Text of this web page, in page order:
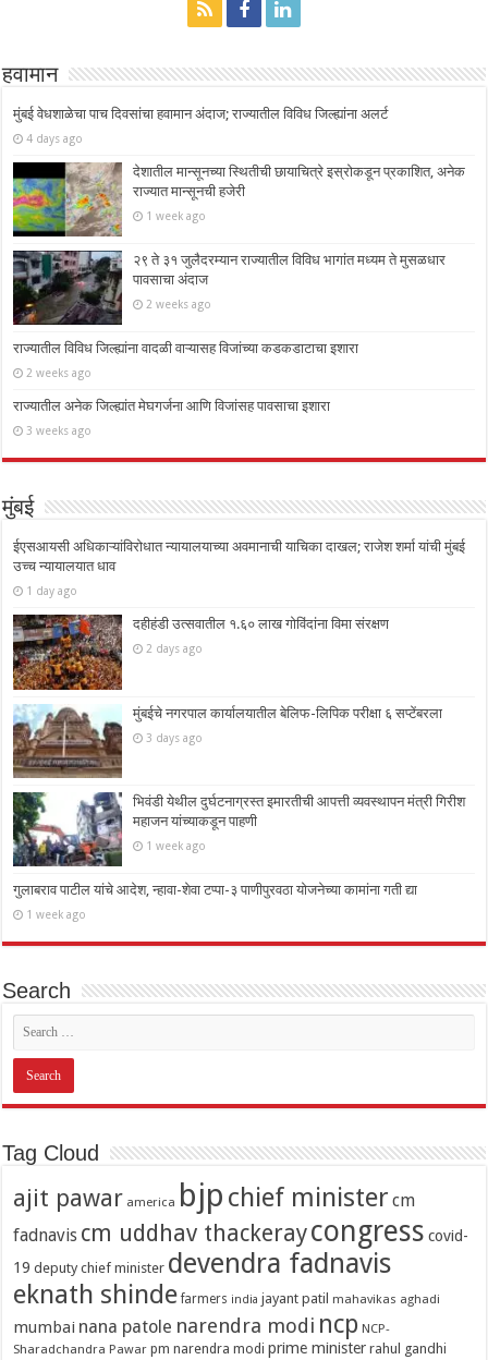
हवामान
मुंबई वेधशाळेचा पाच दिवसांचा हवामान अंदाज; राज्यातील विविध जिल्ह्यांना अलर्ट
4 days ago
देशातील मान्सूनच्या स्थितीची छायाचित्रे इस्रोकडून प्रकाशित, अनेक
राज्यात मान्सूनची हजेरी
1 week ago
२९ ते ३१ जुलैदरम्यान राज्यातील विविध भागांत मध्यम ते मुसळधार
पावसाचा अंदाज
2 weeks ago
राज्यातील विविध जिल्ह्यांना वादळी वाऱ्यासह विजांच्या कडकडाटाचा इशारा
2 weeks ago
राज्यातील अनेक जिल्ह्यांत मेघगर्जना आणि विजांसह पावसाचा इशारा
3 weeks ago
मुंबई
ईएसआयसी अधिकाऱ्यांविरोधात न्यायालयाच्या अवमानाची याचिका दाखल; राजेश शर्मा यांची मुंबई
उच्च न्यायालयात धाव
1 day ago
दहीहंडी उत्सवातील १.६० लाख गोविंदांना विमा संरक्षण
2 days ago
मुंबईचे नगरपाल कार्यालयातील बेलिफ-लिपिक परीक्षा ६ सप्टेंबरला
3 days ago
भिवंडी येथील दुर्घटनाग्रस्त इमारतीची आपत्ती व्यवस्थापन मंत्री गिरीश
महाजन यांच्याकडून पाहणी
1 week ago
गुलाबराव पाटील यांचे आदेश, न्हावा-शेवा टप्पा-३ पाणीपुरवठा योजनेच्या कामांना गती द्या
1 week ago
Search
Tag Cloud
ajit pawar america bjp chief minister cm
fadnavis cm uddhav thackeraycongress covid-
19 deputy chief minister devendra fadnavis
eknath shinde farmers india jayant patil mahavikas aghadi
mumbai nana patole narendra modi ncp NCP-
Sharadchandra Pawar pm narendra modi prime minister rahul gandhi